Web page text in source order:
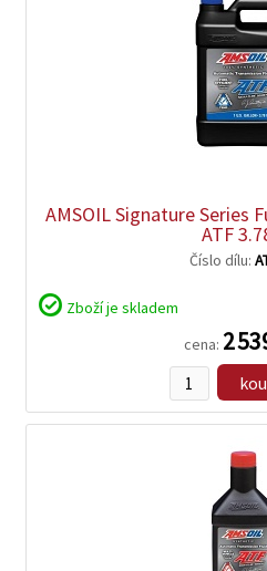
AMSOIL Signature Series
ATF
cena: 2
Číslo dílu:
Zboží je skladem